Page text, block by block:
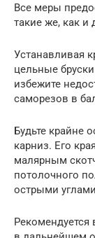
Все меры
такие же, как и
Устанавливая
цельные
избежите
саморезов в
Будьте крайне
карниз. Его
малярным
потолочного
острыми
Рекомендуется